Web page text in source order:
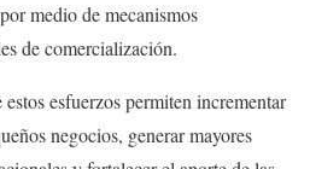
medio de mecanismos
de comercialización.
esfuerzos permiten incrementar
negocios, generar mayores